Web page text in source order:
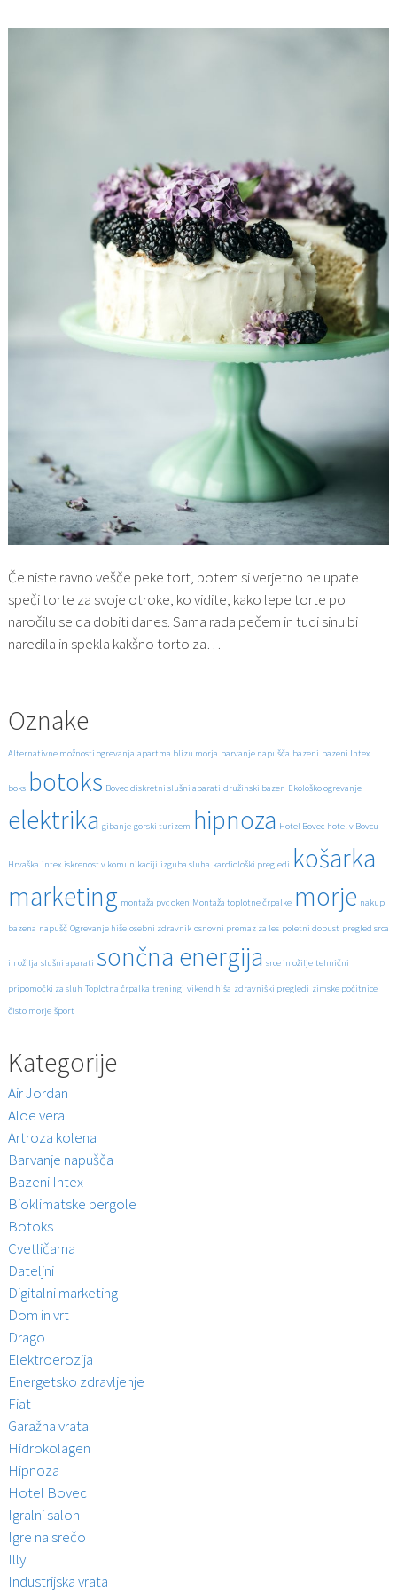
Če niste ravno vešče peke tort, potem si verjetno ne upate
speči torte za svoje otroke, ko vidite, kako lepe torte po
naročilu se da dobiti danes. Sama rada pečem in tudi sinu bi
naredila in spekla kakšno torto za…
Oznake
Alternativne možnosti ogrevanja apartma blizu morja barvanje napušča bazeni bazeni Intex
boks botoks Bovec diskretni slušni aparati družinski bazen Ekološko ogrevanje
elektrika gibanje gorski turizem hipnoza Hotel Bovec hotel v Bovcu
Hrvaška intex iskrenost v komunikaciji izguba sluha kardiološki pregledi košarka
marketing montaža pvc oken Montaža toplotne črpalke morje nakup
bazena napušč Ogrevanje hiše osebni zdravnik osnovni premaz za les poletni dopust pregled srca
in ožilja slušni aparati sončna energija srce in ožilje tehnični
pripomočki za sluh Toplotna črpalka treningi vikend hiša zdravniški pregledi zimske počitnice
čisto morje šport
Kategorije
Air Jordan
Aloe vera
Artroza kolena
Barvanje napušča
Bazeni Intex
Bioklimatske pergole
Botoks
Cvetličarna
Dateljni
Digitalni marketing
Dom in vrt
Drago
Elektroerozija
Energetsko zdravljenje
Fiat
Garažna vrata
Hidrokolagen
Hipnoza
Hotel Bovec
Igralni salon
Igre na srečo
Illy
Industrijska vrata